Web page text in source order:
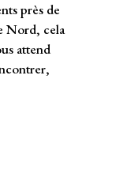
près de
Nord, cela
attend